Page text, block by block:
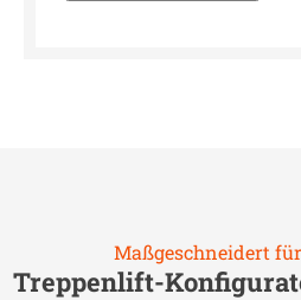
Maßgeschneidert
Treppenlift-